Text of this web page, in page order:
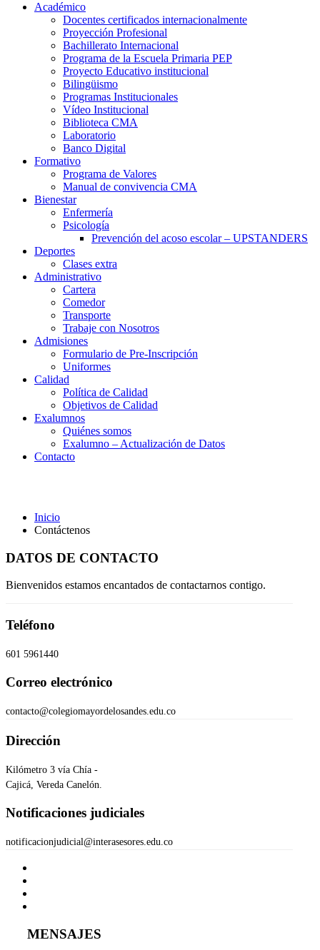
Académico
Docentes certificados internacionalmente
Proyección Profesional
Bachillerato Internacional
Programa de la Escuela Primaria PEP
Proyecto Educativo institucional
Bilingüismo
Programas Institucionales
Vídeo Institucional
Biblioteca CMA
Laboratorio
Banco Digital
Formativo
Programa de Valores
Manual de convivencia CMA
Bienestar
Enfermería
Psicología
Prevención del acoso escolar – UPSTANDERS
Deportes
Clases extra
Administrativo
Cartera
Comedor
Transporte
Trabaje con Nosotros
Admisiones
Formulario de Pre-Inscripción
Uniformes
Calidad
Política de Calidad
Objetivos de Calidad
Exalumnos
Quiénes somos
Exalumno – Actualización de Datos
Contacto
Inicio
Contáctenos
DATOS DE CONTACTO
Bienvenidos estamos encantados de contactarnos contigo.
Teléfono
601 5961440
Correo electrónico
contacto@colegiomayordelosandes.edu.co
Dirección
Kilómetro 3 vía Chía -
Cajicá, Vereda Canelón.
Notificaciones judiciales
notificacionjudicial@interasesores.edu.co
MENSAJES